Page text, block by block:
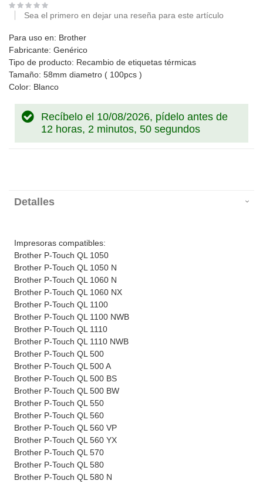
Sea el primero en dejar una reseña para este artículo
Para uso en: Brother
Fabricante: Genérico
Tipo de producto: Recambio de etiquetas térmicas
Tamaño: 58mm diametro ( 100pcs )
Color: Blanco
Recíbelo el 10/08/2026, pídelo antes de
12 horas, 2 minutos, 50 segundos
Detalles
Impresoras compatibles:
Brother P-Touch QL 1050
Brother P-Touch QL 1050 N
Brother P-Touch QL 1060 N
Brother P-Touch QL 1060 NX
Brother P-Touch QL 1100
Brother P-Touch QL 1100 NWB
Brother P-Touch QL 1110
Brother P-Touch QL 1110 NWB
Brother P-Touch QL 500
Brother P-Touch QL 500 A
Brother P-Touch QL 500 BS
Brother P-Touch QL 500 BW
Brother P-Touch QL 550
Brother P-Touch QL 560
Brother P-Touch QL 560 VP
Brother P-Touch QL 560 YX
Brother P-Touch QL 570
Brother P-Touch QL 580
Brother P-Touch QL 580 N